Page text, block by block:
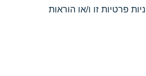
פרטיות זו ו/או הוראות